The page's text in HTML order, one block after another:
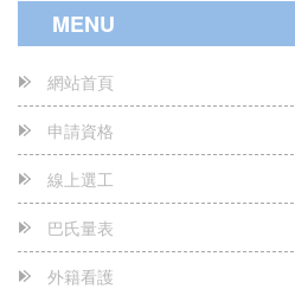
每月只接50件---欲辦從速
尋人啟事......
我知道您是位好雇主
五星級飯店般的服務
秒殺-秒殺-0元申辦
~~~本公司官網重要公告~~~
MENU
網站首頁
申請資格
線上選工
巴氏量表
外籍看護